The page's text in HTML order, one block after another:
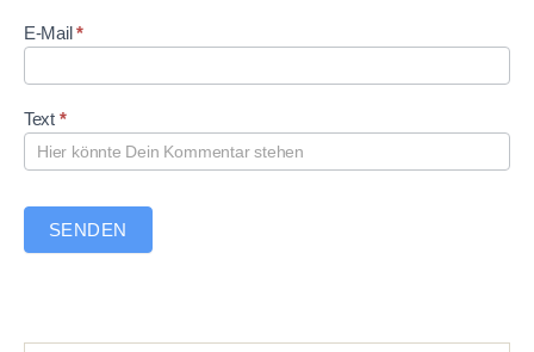
n
t
e
e
E-Mail*
Text *
SENDEN